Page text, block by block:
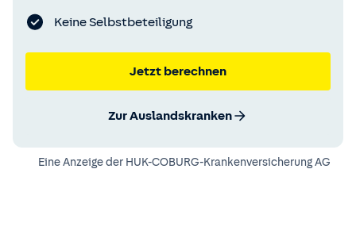
Keine Selbstbeteiligung
Jetzt berechnen
Zur Auslandskranken
Eine Anzeige der HUK-COBURG-Krankenversicherung AG